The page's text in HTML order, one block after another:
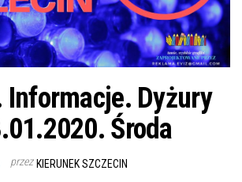
ę
Informacje. Dyżury
Środa
przez KIERUNEK SZCZECIN